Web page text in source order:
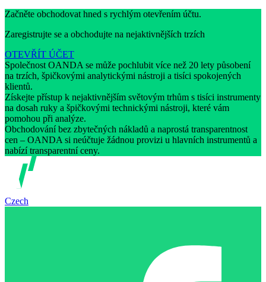
Začněte obchodovat hned s rychlým otevřením účtu.
Zaregistrujte se a obchodujte na nejaktivnějších trzích
OTEVŘÍT ÚČET
Společnost OANDA se může pochlubit více než 20 lety působení
na trzích, špičkovými analytickými nástroji a tisíci spokojených
klientů.
Získejte přístup k nejaktivnějším světovým trhům s tisíci instrumenty
na dosah ruky a špičkovými technickými nástroji, které vám
pomohou při analýze.
Obchodování bez zbytečných nákladů a naprostá transparentnost
cen – OANDA si neúčtuje žádnou provizi u hlavních instrumentů a
nabízí transparentní ceny.
Czech